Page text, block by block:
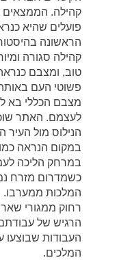
קהילה. הממצאים
פועלים שהיא
הראשונה
קהילה סגורה
טוב, ומצבם
פשוטי העם
מצבם הכללי בא
לעצמם. האתר
הנילוס מול העיר
במקום הנראה
במרחק הליכה
כשמדרום מזרח
המלכות ממערבו.
רחוק ממגורי שאר
הרגיש של
העבודות שבוצעו
המלכים.